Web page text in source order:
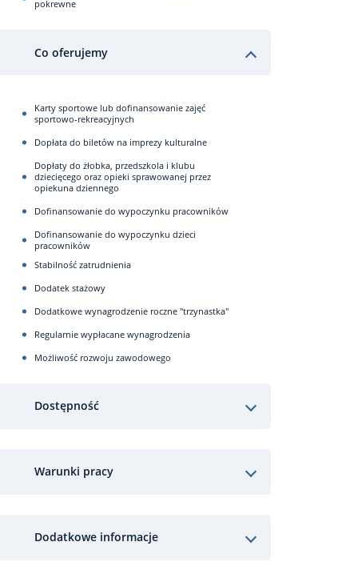
pokrewne
Co oferujemy
Karty sportowe lub dofinansowanie zajęć
sportowo-rekreacyjnych
Dopłata do biletów na imprezy kulturalne
Dopłaty do żłobka, przedszkola i klubu
dziecięcego oraz opieki sprawowanej przez
opiekuna dziennego
Dofinansowanie do wypoczynku pracowników
Dofinansowanie do wypoczynku dzieci
pracowników
Stabilność zatrudnienia
Dodatek stażowy
Dodatkowe wynagrodzenie roczne "trzynastka"
Regularnie wypłacane wynagrodzenia
Możliwość rozwoju zawodowego
Dostępność
Warunki pracy
Dodatkowe informacje